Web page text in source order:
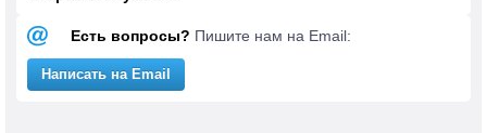
Есть вопросы? Пишите нам на Email:
Написать на Email